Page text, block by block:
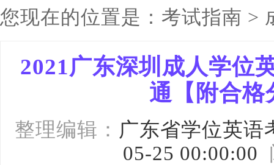
您现在的位置是： 考试指南 >
2021广东深圳成人学位
通【附合格
整理编辑： 广东省学位英语
05-25 00:00:00